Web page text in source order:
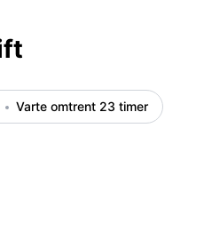
Varte omtrent 23 timer